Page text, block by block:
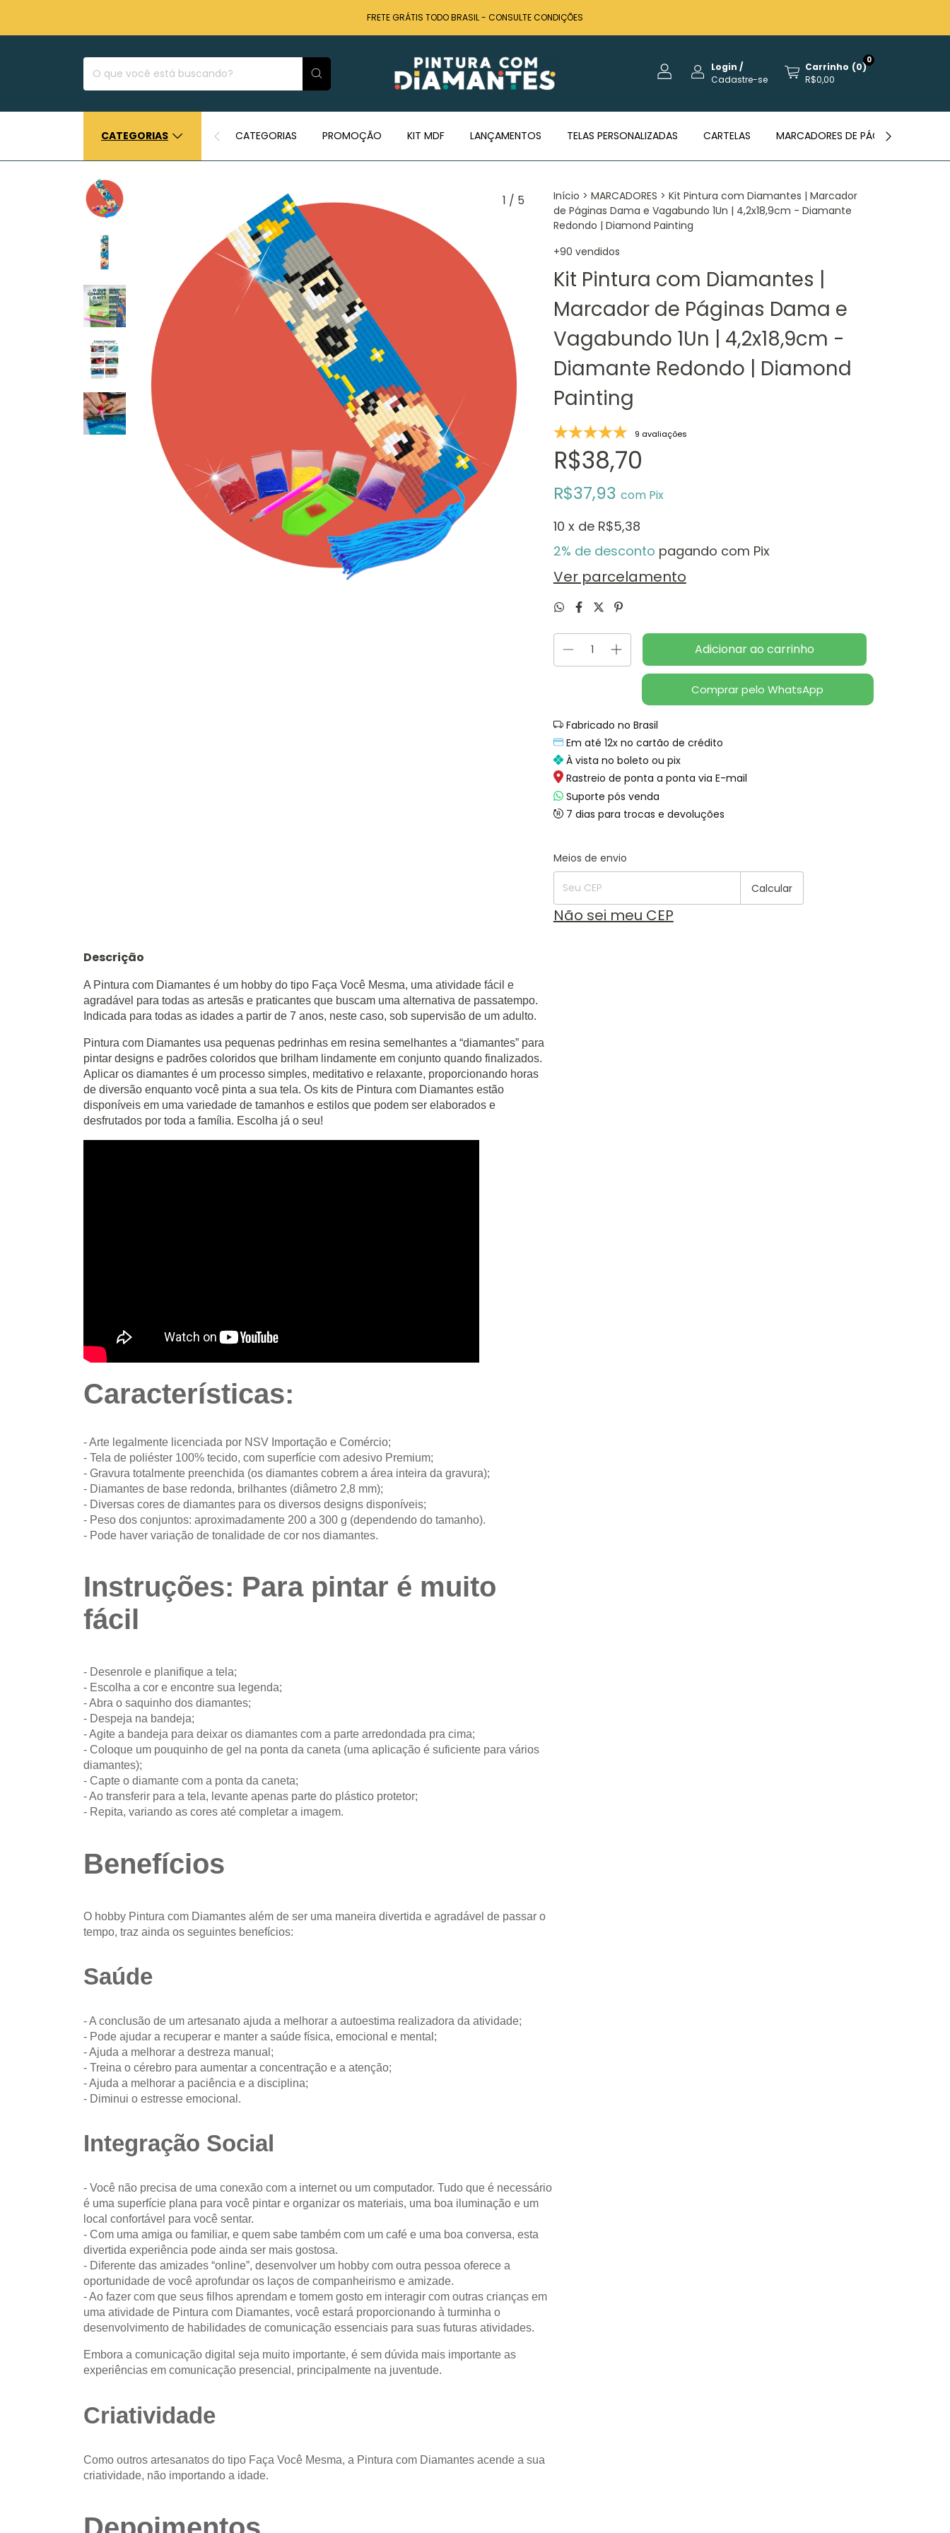
FRETE GRÁTIS TODO BRASIL - CONSULTE CONDIÇÕES
Login /
Cadastre-se
0
Carrinho (0)
R$0,00
CATEGORIAS CATEGORIAS PROMOÇÃO KIT MDF LANÇAMENTOS TELAS PERSONALIZADAS CARTELAS MARCADORES DE PÁGINAS
1 / 5 Início > MARCADORES > Kit Pintura com Diamantes | Marcador
de Páginas Dama e Vagabundo 1Un | 4,2x18,9cm - Diamante
Redondo | Diamond Painting
+90 vendidos
Kit Pintura com Diamantes |
Marcador de Páginas Dama e
Vagabundo 1Un | 4,2x18,9cm -
Diamante Redondo | Diamond
Painting
9 avaliações
R$38,70
R$37,93 com Pix
10 x de R$5,38
2% de desconto pagando com Pix
Ver parcelamento
Comprar pelo WhatsApp
Fabricado no Brasil
Em até 12x no cartão de crédito
À vista no boleto ou pix
Rastreio de ponta a ponta via E-mail
Suporte pós venda
7 dias para trocas e devoluções
Entregas para o CEP:
Meios de envio
Calcular
Não sei meu CEP
Descrição
A Pintura com Diamantes é um hobby do tipo Faça Você Mesma, uma atividade fácil e
agradável para todas as artesãs e praticantes que buscam uma alternativa de passatempo.
Indicada para todas as idades a partir de 7 anos, neste caso, sob supervisão de um adulto.
Pintura com Diamantes usa pequenas pedrinhas em resina semelhantes a “diamantes” para
pintar designs e padrões coloridos que brilham lindamente em conjunto quando finalizados.
Aplicar os diamantes é um processo simples, meditativo e relaxante, proporcionando horas
de diversão enquanto você pinta a sua tela. Os kits de Pintura com Diamantes estão
disponíveis em uma variedade de tamanhos e estilos que podem ser elaborados e
desfrutados por toda a família. Escolha já o seu!
Características:
- Arte legalmente licenciada por NSV Importação e Comércio;
- Tela de poliéster 100% tecido, com superfície com adesivo Premium;
- Gravura totalmente preenchida (os diamantes cobrem a área inteira da gravura);
- Diamantes de base redonda, brilhantes (diâmetro 2,8 mm);
- Diversas cores de diamantes para os diversos designs disponíveis;
- Peso dos conjuntos: aproximadamente 200 a 300 g (dependendo do tamanho).
- Pode haver variação de tonalidade de cor nos diamantes.
Instruções: Para pintar é muito
fácil
- Desenrole e planifique a tela;
- Escolha a cor e encontre sua legenda;
- Abra o saquinho dos diamantes;
- Despeja na bandeja;
- Agite a bandeja para deixar os diamantes com a parte arredondada pra cima;
- Coloque um pouquinho de gel na ponta da caneta (uma aplicação é suficiente para vários
diamantes);
- Capte o diamante com a ponta da caneta;
- Ao transferir para a tela, levante apenas parte do plástico protetor;
- Repita, variando as cores até completar a imagem.
Benefícios
O hobby Pintura com Diamantes além de ser uma maneira divertida e agradável de passar o
tempo, traz ainda os seguintes benefícios:
Saúde
- A conclusão de um artesanato ajuda a melhorar a autoestima realizadora da atividade;
- Pode ajudar a recuperar e manter a saúde física, emocional e mental;
- Ajuda a melhorar a destreza manual;
- Treina o cérebro para aumentar a concentração e a atenção;
- Ajuda a melhorar a paciência e a disciplina;
- Diminui o estresse emocional.
Integração Social
- Você não precisa de uma conexão com a internet ou um computador. Tudo que é necessário
é uma superfície plana para você pintar e organizar os materiais, uma boa iluminação e um
local confortável para você sentar.
- Com uma amiga ou familiar, e quem sabe também com um café e uma boa conversa, esta
divertida experiência pode ainda ser mais gostosa.
- Diferente das amizades “online”, desenvolver um hobby com outra pessoa oferece a
oportunidade de você aprofundar os laços de companheirismo e amizade.
- Ao fazer com que seus filhos aprendam e tomem gosto em interagir com outras crianças em
uma atividade de Pintura com Diamantes, você estará proporcionando à turminha o
desenvolvimento de habilidades de comunicação essenciais para suas futuras atividades.
Embora a comunicação digital seja muito importante, é sem dúvida mais importante as
experiências em comunicação presencial, principalmente na juventude.
Criatividade
Como outros artesanatos do tipo Faça Você Mesma, a Pintura com Diamantes acende a sua
criatividade, não importando a idade.